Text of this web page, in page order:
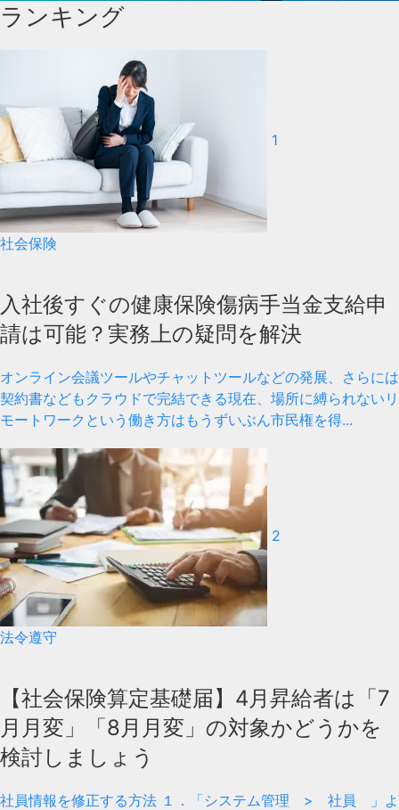
ランキング
1
社会保険
入社後すぐの健康保険傷病手当金支給申
請は可能？実務上の疑問を解決
オンライン会議ツールやチャットツールなどの発展、さらには
契約書などもクラウドで完結できる現在、場所に縛られないリ
モートワークという働き方はもうずいぶん市民権を得...
2
法令遵守
【社会保険算定基礎届】4月昇給者は「7
月月変」「8月月変」の対象かどうかを
検討しましょう
社員情報を修正する方法 １．「システム管理 > 社員 」よ